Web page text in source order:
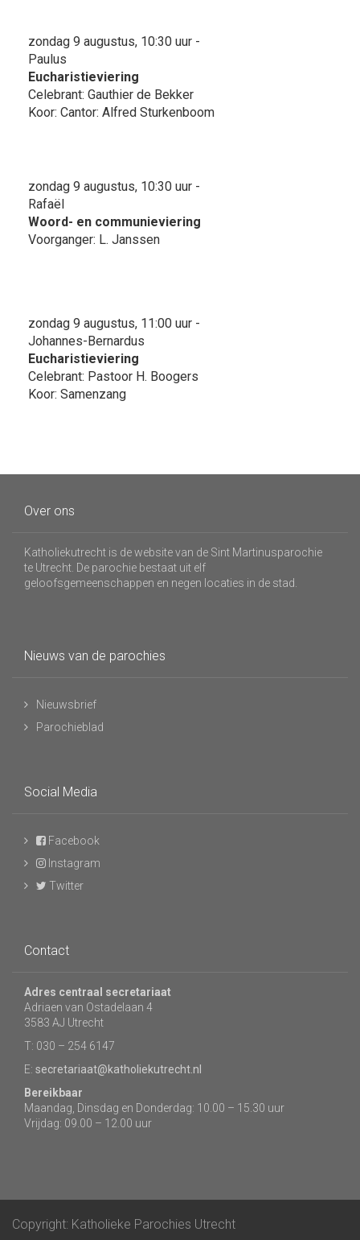
zondag 9 augustus, 10:30 uur -
Paulus
Eucharistieviering
Celebrant: Gauthier de Bekker
Koor: Cantor: Alfred Sturkenboom
zondag 9 augustus, 10:30 uur -
Rafaël
Woord- en communieviering
Voorganger: L. Janssen
zondag 9 augustus, 11:00 uur -
Johannes-Bernardus
Eucharistieviering
Celebrant: Pastoor H. Boogers
Koor: Samenzang
Over ons
Katholiekutrecht is de website van de Sint Martinusparochie
te Utrecht. De parochie bestaat uit elf
geloofsgemeenschappen en negen locaties in de stad.
Nieuws van de parochies
Nieuwsbrief
Parochieblad
Social Media
Facebook
Instagram
Twitter
Contact
Adres centraal secretariaat
Adriaen van Ostadelaan 4
3583 AJ Utrecht
T: 030 – 254 6147
E: secretariaat@katholiekutrecht.nl
Bereikbaar
Maandag, Dinsdag en Donderdag: 10.00 – 15.30 uur
Vrijdag: 09.00 – 12.00 uur
Copyright: Katholieke Parochies Utrecht